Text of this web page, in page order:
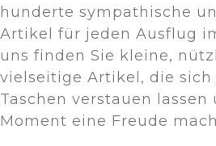
hunderte sympathische
Artikel für jeden Ausflug
uns finden Sie kleine,
vielseitige Artikel, die
Taschen verstauen
Moment eine Freude